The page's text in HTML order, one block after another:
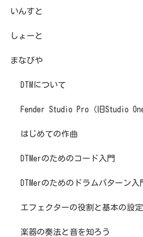
いんすと
しょーと
まなびや
DTMについて
Fender Studio Pro（旧Studio
はじめての作曲
DTMerのためのコード入門
DTMerのためのドラムパターン入
エフェクターの役割と基本の設定
楽器の奏法と音を知ろう